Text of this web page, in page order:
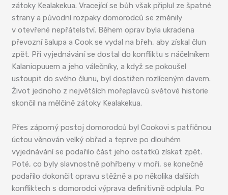
zátoky Kealakekua. Vracející se bůh však připlul ze špatné
strany a původní rozpaky domorodců se změnily
v otevřené nepřátelství. Během oprav byla ukradena
převozní šalupa a Cook se vydal na břeh, aby získal člun
zpět. Při vyjednávání se dostal do konfliktu s náčelníkem
Kalaniopuuem a jeho válečníky, a když se pokoušel
ustoupit do svého člunu, byl dostižen rozlíceným davem.
Život jednoho z největších mořeplavců světové historie
skončil na mělčině zátoky Kealakekua.
Přes záporný postoj domorodců byl Cookovi s patřičnou
úctou věnován velký obřad a teprve po dlouhém
vyjednávání se podařilo část jeho ostatků získat zpět.
Poté, co byly slavnostně pohřbeny v moři, se konečně
podařilo dokončit opravu stěžně a po několika dalších
konfliktech s domorodci výprava definitivně odplula. Po